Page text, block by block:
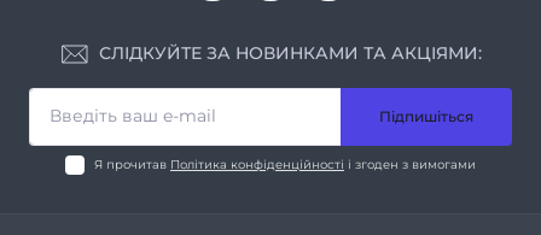
СЛІДКУЙТЕ ЗА НОВИНКАМИ ТА АКЦІЯМИ:
Підпишіться
Я прочитав Політика конфіденційності і згоден з вимогами